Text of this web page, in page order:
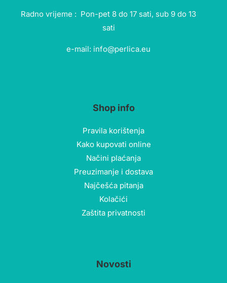
Radno vrijeme : Pon-pet 8 do 17 sati, sub 9 do 13
sati
e-mail: info@perlica.eu
Shop info
Pravila korištenja
Kako kupovati online
Načini plaćanja
Preuzimanje i dostava
Najčešća pitanja
Kolačići
Zaštita privatnosti
Novosti